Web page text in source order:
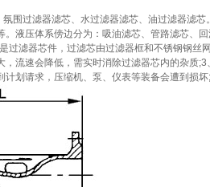
围过滤器滤芯、水过滤器滤芯、油过滤器滤
液压体系傍边分为：吸油滤芯、管路滤芯、
过滤器芯件，过滤芯由过滤器框和不锈钢钢
，流速会降低，需实时消除过滤器芯内的杂质
划请求，压缩机、泵、仪表等装备会遭到损